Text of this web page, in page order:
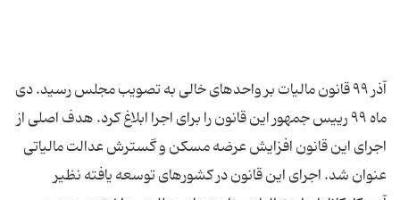
آذر ۹۹ قانون مالیات بر واحدهای خالی به تصویب مجلس رسید. دی
ماه ۹۹ رییس جمهور این قانون را برای اجرا ابلاغ کرد. هدف اصلی از
اجرای این قانون افزایش عرضه مسکن و گسترش عدالت مالیاتی
عنوان شد. اجرای این قانون در کشورهای توسعه یافته نظیر